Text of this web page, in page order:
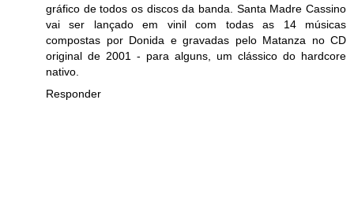
gráfico de todos os discos da banda. Santa Madre Cassino
vai ser lançado em vinil com todas as 14 músicas
compostas por Donida e gravadas pelo Matanza no CD
original de 2001 - para alguns, um clássico do hardcore
nativo.
Responder